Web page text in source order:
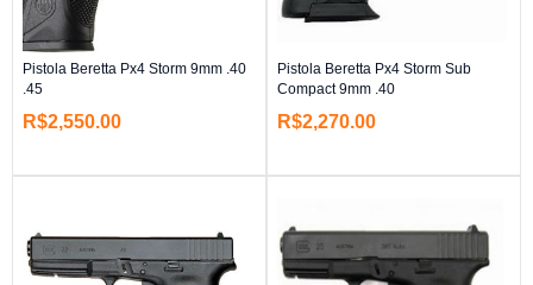
Pistola Beretta Px4 Storm 9mm .40
.45
R$2,550.00
Pistola Beretta Px4 Storm Sub
Compact 9mm .40
R$2,270.00